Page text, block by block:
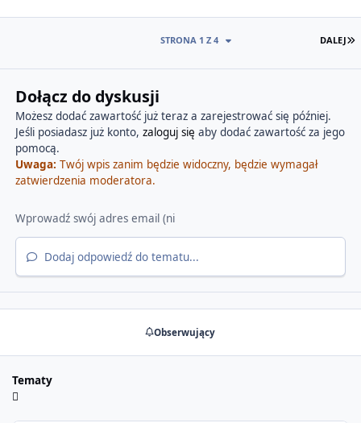
DALEJ
STRONA 1 Z 4
Dołącz do dyskusji
Możesz dodać zawartość już teraz a zarejestrować się później.
Jeśli posiadasz już konto, zaloguj się aby dodać zawartość za jego
pomocą.
Uwaga: Twój wpis zanim będzie widoczny, będzie wymagał
zatwierdzenia moderatora.
Dodaj odpowiedź do tematu...
Obserwujący
Tematy